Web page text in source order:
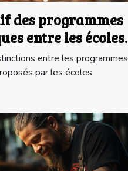
des programmes
entre les écoles
publiques et
entre les programmes
par les écoles